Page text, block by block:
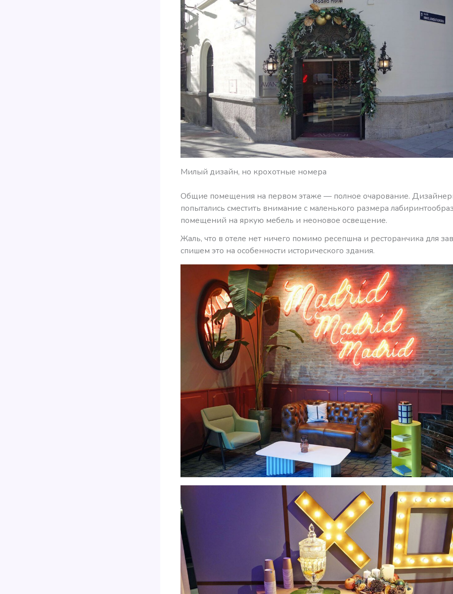
Милый дизайн, но крохотные номера
Общие помещения на первом этаже — полное очарование.
попытались сместить внимание с маленького размера
помещений на яркую мебель и неоновое освещение.
Жаль, что в отеле нет ничего помимо ресепшна и ресторанчика для
спишем это на особенности исторического здания.